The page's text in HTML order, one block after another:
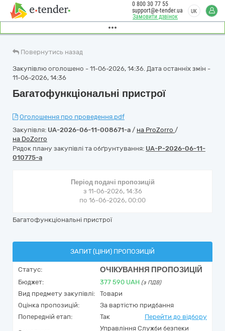
Замовити дзвінок
0 800 30 77 55
support@e-tender.ua
UK
Повернутись назад
Закупівлю оголошено - 11-06-2026, 14:36. Дата останніх змін -
11-06-2026, 14:36
Багатофункціональні пристрої
Оголошення про проведення.pdf
Закупівля: UA-2026-06-11-008671-a / на ProZorro /
на DoZorro
Рядок плану закупівлі та обґрунтування: UA-P-2026-06-11-
010775-a
Період подачі пропозицій
з 11-06-2026, 14:36
по 16-06-2026, 00:00
Багатофункціональні пристрої
ЗАПИТ (ЦІНИ) ПРОПОЗИЦІЙ
Статус: ОЧІКУВАННЯ ПРОПОЗИЦІЙ
Бюджет: 377 590 UAH (з ПДВ)
Вид предмету закупівлі:
Товари
Оцінка пропозицій:
За вартістю придбання
Попередній етап:
Так Перейти до відбору
Управління Служби безпеки